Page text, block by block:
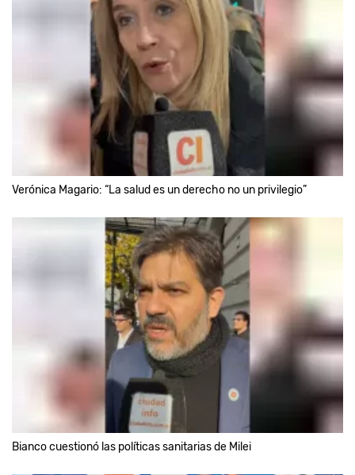
Verónica Magario: “La salud es un derecho no un privilegio”
Bianco cuestionó las políticas sanitarias de Milei